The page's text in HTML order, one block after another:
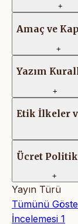
+
Amaç ve
+
Yazım
+
Etik İlkeler
Ücret
+
Yayın Türü
Tümünü
İncelemesi 1